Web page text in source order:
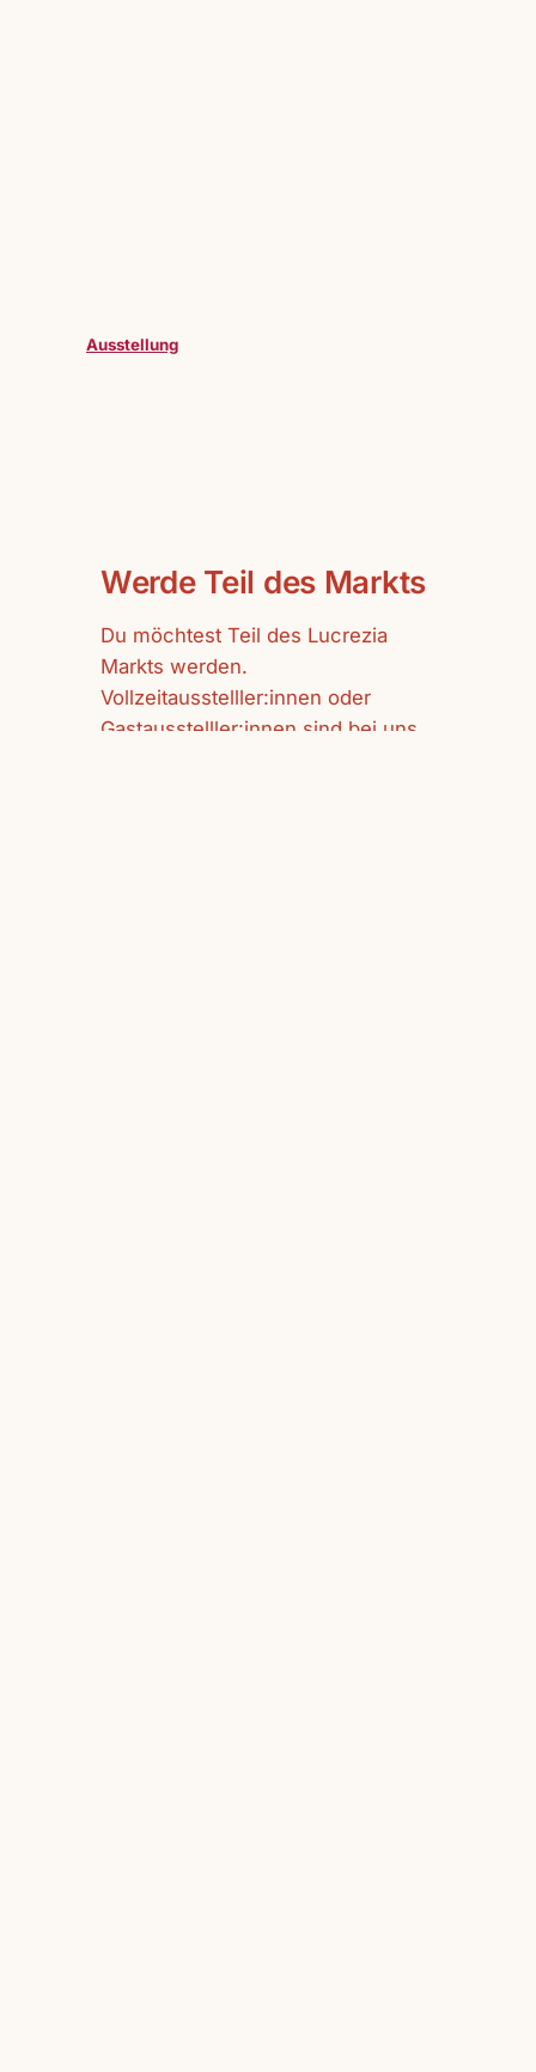
Ausstellung
Werde Teil des Markts
Du möchtest Teil des Lucrezia
Markts werden.
Vollzeitausstelller:innen oder
Gastausstelller:innen sind bei uns